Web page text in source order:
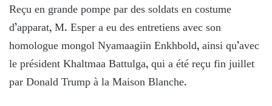
Reçu en grande pompe par des soldats en costume
d’apparat, M. Esper a eu des entretiens avec son
homologue mongol Nyamaagiin Enkhbold, ainsi qu’avec
le président Khaltmaa Battulga, qui a été reçu fin juillet
par Donald Trump à la Maison Blanche.